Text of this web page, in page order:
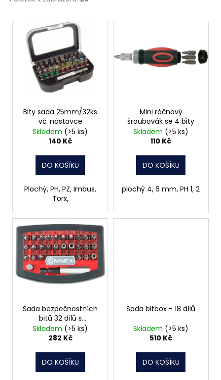
V
Bity sada 25mm/32ks
vč. nástavce
Skladem (>5 ks)
140 Kč
DO KOŠÍKU
Plochý, PH, PZ, Imbus,
Torx,
Mini ráčnový
šroubovák se 4 bity
Skladem (>5 ks)
110 Kč
DO KOŠÍKU
plochý 4, 6 mm, PH 1, 2
Sada bezpečnostních
bitů 32 dílů s
magnetickým
držákem COXB973732
Skladem (>5 ks)
282 Kč
DO KOŠÍKU
Sada bitbox - 18 dílů
Skladem (>5 ks)
510 Kč
DO KOŠÍKU
j
VELKOU
HLAVOU
PRŮMĚR